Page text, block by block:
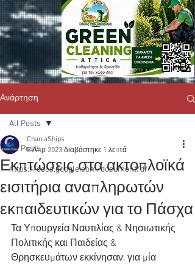
Ανάρτηση
All Posts
https://docs.google.com/document/d/
All Posts
Εκπτώσεις στα ακτοπλοϊκά
εισιτήρια αναπληρωτών
εκπαιδευτικών για το Πάσχα
ChaniaShips
5 Απρ 2023 διαβάστηκε 1 λεπτά
Τα Υπουργεία Ναυτιλίας & Νησιωτικής
Πολιτικής και Παιδείας &
Θρησκευμάτων εκκίνησαν, για μία